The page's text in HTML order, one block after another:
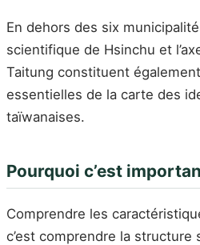
En dehors des six
scientifique de Hsinchu et
Taitung constituent
essentielles de la carte des
taïwanaises.
Pourquoi c’est
Comprendre les
c’est comprendre la structure